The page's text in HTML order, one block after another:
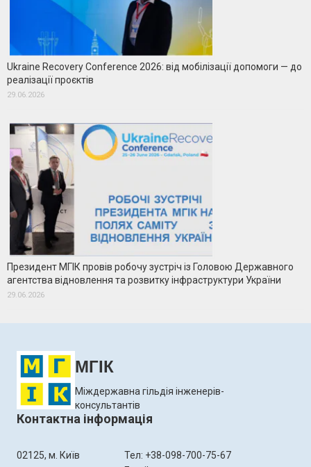
Ukraine Recovery Conference 2026: від мобілізації допомоги — до
реалізації проєктів
29.06.2026
Президент МГІК провів робочу зустріч із Головою Державного
агентства відновлення та розвитку інфраструктури України
29.06.2026
МГІК
Міждержавна гільдія інженерів-
консультантів
Контактна інформація
02125, м. Київ
Тел: +38-098-700-75-67